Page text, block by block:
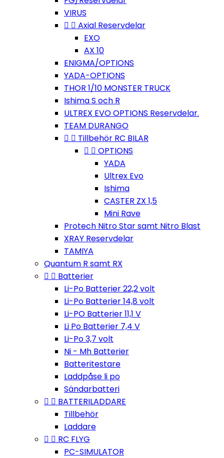
VIRUS
  Axial Reservdelar
EXO
AX 10
ENIGMA/OPTIONS
YADA-OPTIONS
THOR 1/10 MONSTER TRUCK
Ishima S och R
ULTREX EVO OPTIONS Reservdelar.
TEAM DURANGO
  Tillbehör RC BILAR
  OPTIONS
YADA
Ultrex Evo
Ishima
CASTER ZX 1,5
Mini Rave
Protech Nitro Star samt Nitro Blast
XRAY Reservdelar
TAMIYA
Quantum R samt RX
  Batterier
Li-Po Batterier 22,2 volt
Li-Po Batterier 14,8 volt
Li-PO Batterier 11,1 V
Li Po Batterier 7,4 V
Li-Po 3,7 volt
Ni - Mh Batterier
Batteritestare
Laddpåse li po
Sändarbatteri
  BATTERILADDARE
Tillbehör
Laddare
  RC FLYG
PC-SIMULATOR